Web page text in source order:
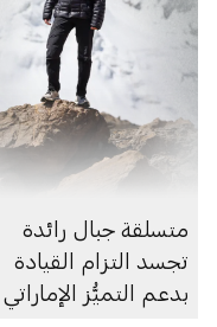
متسلقة جبال رائدة
تجسد التزام القيادة
بدعم التميُّز الإماراتي